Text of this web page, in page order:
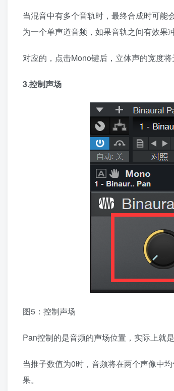
当混音中有多个音轨时，最终合成时可能
为一个单声道音频，如果音轨之间有效果
对应的，点击Mono键后，立体声的宽度将
3.控制声场
图5：控制声场
Pan控制的是音频的声场位置，实际上就
当推子数值为0时，音频将在两个声像中
果。